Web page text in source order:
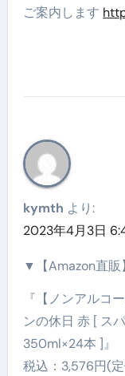
ご案内します
kymth より:
2023年4月3日
▼【Amazon直販
『【ノンアルコ
ンの休日 赤 [ ス
350ml×24本 ]』
税込：3,576円(